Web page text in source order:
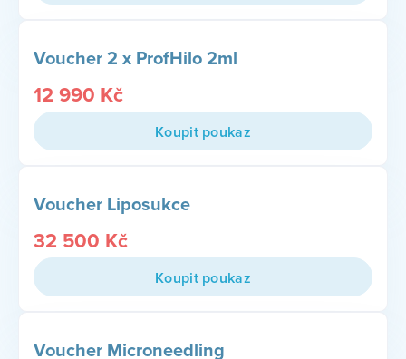
Voucher 2 x ProfHilo 2ml
12 990 Kč
Koupit poukaz
Voucher Liposukce
32 500 Kč
Koupit poukaz
Voucher Microneedling